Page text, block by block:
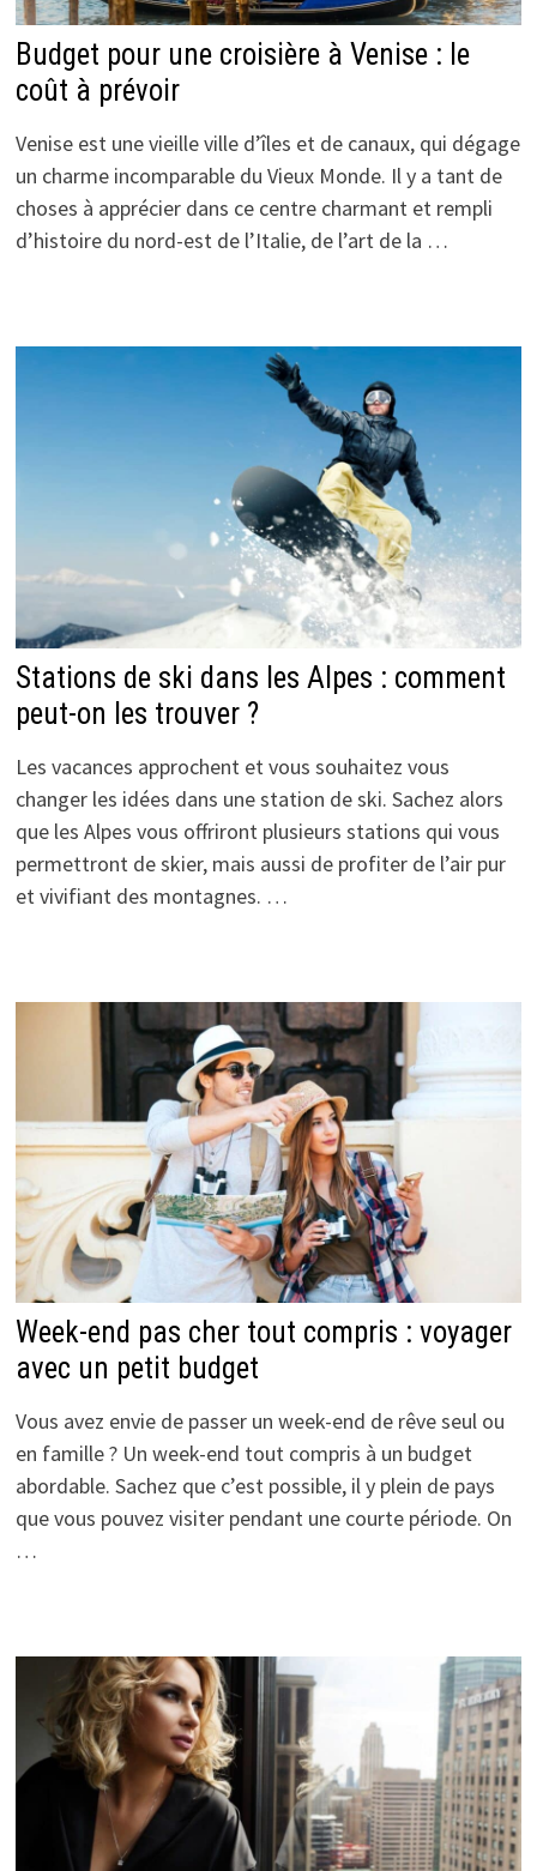
Budget pour une croisière à Venise : le
coût à prévoir
Venise est une vieille ville d’îles et de canaux, qui dégage
un charme incomparable du Vieux Monde. Il y a tant de
choses à apprécier dans ce centre charmant et rempli
d’histoire du nord-est de l’Italie, de l’art de la …
Stations de ski dans les Alpes : comment
peut-on les trouver ?
Les vacances approchent et vous souhaitez vous
changer les idées dans une station de ski. Sachez alors
que les Alpes vous offriront plusieurs stations qui vous
permettront de skier, mais aussi de profiter de l’air pur
et vivifiant des montagnes. …
Week-end pas cher tout compris : voyager
avec un petit budget
Vous avez envie de passer un week-end de rêve seul ou
en famille ? Un week-end tout compris à un budget
abordable. Sachez que c’est possible, il y plein de pays
que vous pouvez visiter pendant une courte période. On
…